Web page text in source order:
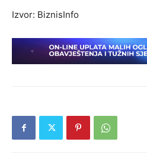
Izvor: BiznisInfo